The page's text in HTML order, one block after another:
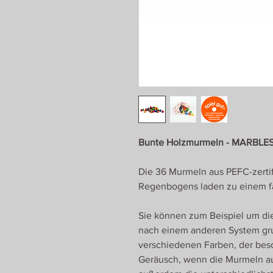
Bunte Holzmurmeln -
Die 36 Murmeln aus PEFC-
Regenbogens laden zu einem
Sie können zum Beispiel um
nach einem anderen System
verschiedenen Farben, der
Geräusch, wenn die Murmeln